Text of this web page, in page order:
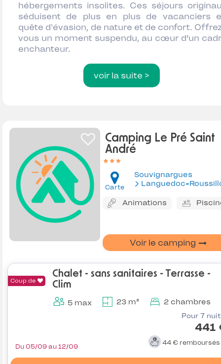
hébergements insolites. Ces séjours
séduisent de plus en plus de vacanciers
quête d'évasion, de nature et de confort.
vous un moment suspendu, au cœur d’un
enchanteur.
voir la suite >
Camping Le Pré Saint
André
Carte
Souvignargues
Languedoc-
Animations
Voir le camping
Coup de
Chalet - sans sanitaires - Terrasse -
Clim
5 max 23 m² 2 chambres
Pour 7
441
44 € remboursés
Du 05/09 au 12/09